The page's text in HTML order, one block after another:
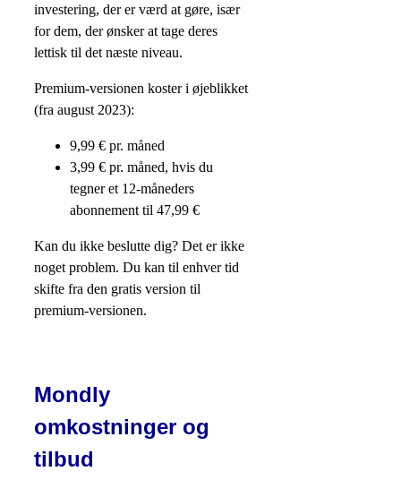
investering, der er værd at gøre, især
for dem, der ønsker at tage deres
lettisk til det næste niveau.
Premium-versionen koster i øjeblikket
(fra august 2023):
9,99 € pr. måned
3,99 € pr. måned, hvis du
tegner et 12-måneders
abonnement til 47,99 €
Kan du ikke beslutte dig? Det er ikke
noget problem. Du kan til enhver tid
skifte fra den gratis version til
premium-versionen.
Mondly
omkostninger og
tilbud